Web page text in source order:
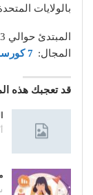
بالولايات
المجال: 7 كورسات
قد تعجبك هذه